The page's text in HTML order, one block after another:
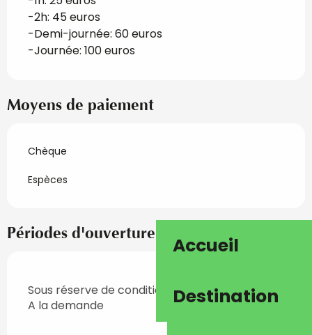
Accueil
Destination
-2h: 45 euros
-Demi-journée: 60 euros
-Journée: 100 euros
Moyens de paiement
Chèque
Espèces
Périodes d'ouverture
Sous réserve de conditions météo favorables
A la demande